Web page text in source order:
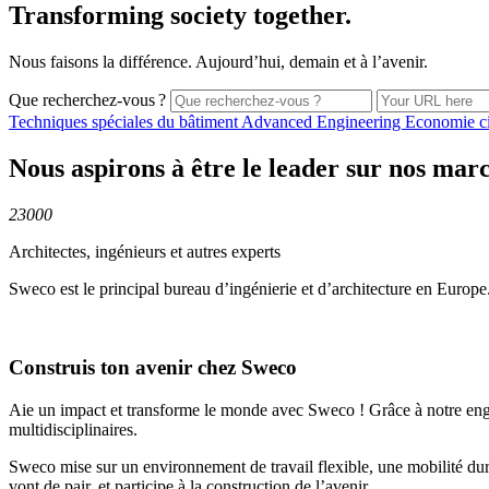
Transforming society together.
Nous faisons la différence. Aujourd’hui, demain et à l’avenir.
Que recherchez-vous ?
Techniques spéciales du bâtiment Advanced Engineering Economie
Nous aspirons à être le leader sur nos
23000
Architectes, ingénieurs et autres experts
Sweco est le principal bureau d’ingénierie et d’architecture en Europe.
Construis ton avenir chez Sweco
Aie un impact et transforme le monde avec Sweco ! Grâce à notre
multidisciplinaires.
Sweco mise sur un environnement de travail flexible, une mobilité